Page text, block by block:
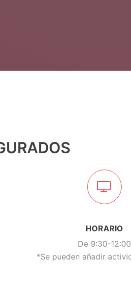
HORARIO
De 9:30-12:00
*Se pueden añadir